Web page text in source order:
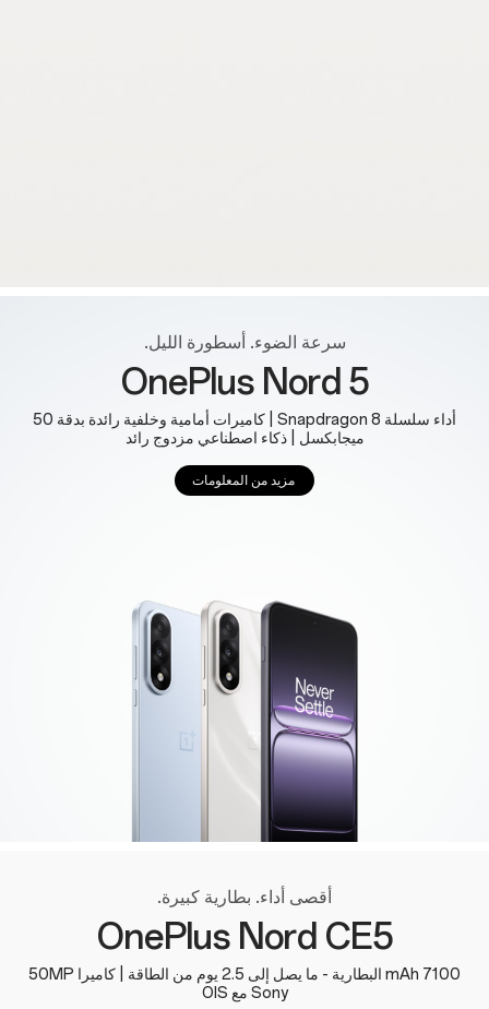
سرعة الضوء. أسطورة الليل.
OnePlus Nord 5
أداء سلسلة Snapdragon 8 | كاميرات أمامية وخلفية رائدة بدقة 50
ميجابكسل | ذكاء اصطناعي مزدوج رائد
مزيد من المعلومات
أقصى أداء. بطارية كبيرة.
OnePlus Nord CE5
7100 mAh البطارية - ما يصل إلى 2.5 يوم من الطاقة | كاميرا 50MP
Sony مع OIS